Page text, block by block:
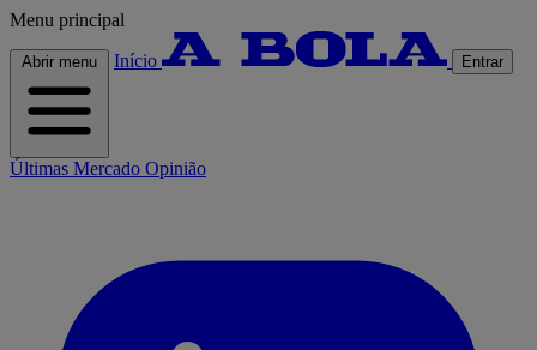
Menu principal
Abrir menu Início Entrar
Últimas Mercado Opinião